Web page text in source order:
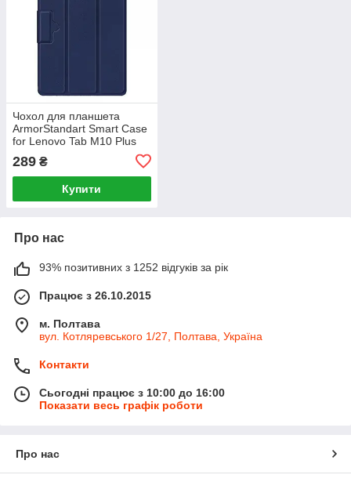
Чохол для планшета
ArmorStandart Smart Case
for Lenovo Tab M10 Plus
(ARM63719)
289 ₴
Купити
Про нас
93% позитивних з 1252 відгуків за рік
Працює з 26.10.2015
м. Полтава
вул. Котляревського 1/27, Полтава, Україна
Контакти
Сьогодні працює з 10:00 до 16:00
Показати весь графік роботи
Про нас